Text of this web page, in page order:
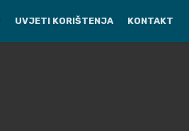
UVJETI KORIŠTENJA KONTAKT